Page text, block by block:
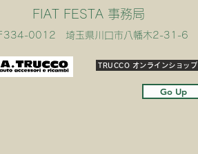
FIAT FESTA 事務局
334-0012 埼玉県川口市八幡木2-31-6
TRUCCO オンラインショップ
Go Up